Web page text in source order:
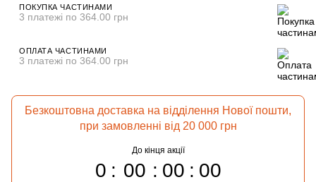
ПОКУПКА ЧАСТИНАМИ
3 платежі по 364.00 грн
ОПЛАТА ЧАСТИНАМИ
3 платежі по 364.00 грн
Безкоштовна доставка на відділення Нової пошти,
при замовленні від 20 000 грн
До кінця акції
0 00 00 00